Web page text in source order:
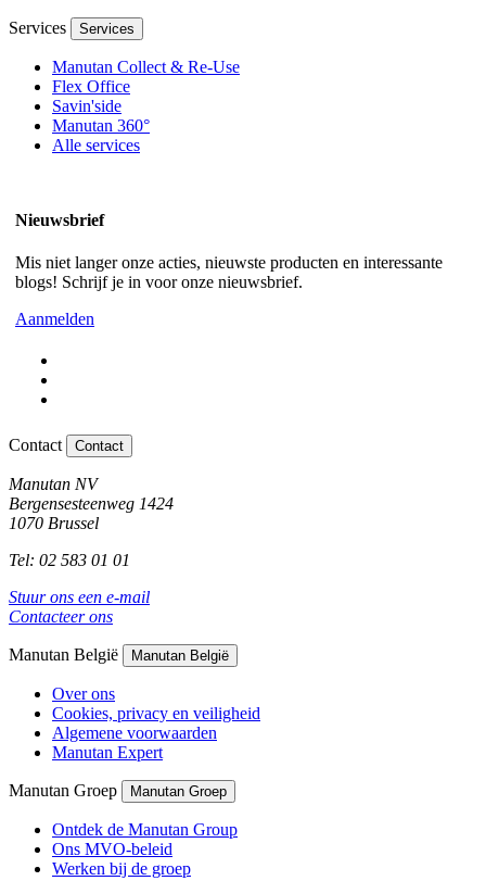
Services Services
Manutan Collect & Re-Use
Flex Office
Savin'side
Manutan 360°
Alle services
Nieuwsbrief
Mis niet langer onze acties, nieuwste producten en interessante
blogs! Schrijf je in voor onze nieuwsbrief.
Aanmelden
Contact Contact
Manutan NV
Bergensesteenweg 1424
1070 Brussel
Tel: 02 583 01 01
Stuur ons een e-mail
Contacteer ons
Manutan België Manutan België
Over ons
Cookies, privacy en veiligheid
Algemene voorwaarden
Manutan Expert
Manutan Groep Manutan Groep
Ontdek de Manutan Group
Ons MVO-beleid
Werken bij de groep